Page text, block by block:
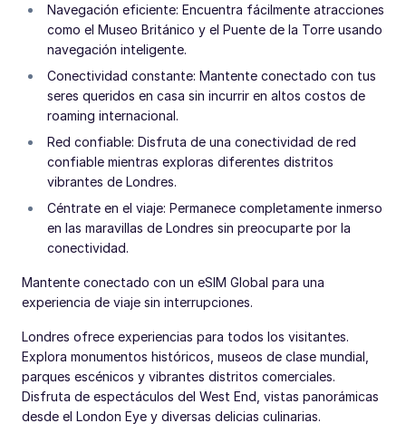
Navegación eficiente: Encuentra fácilmente atracciones
como el Museo Británico y el Puente de la Torre usando
navegación inteligente.
Conectividad constante: Mantente conectado con tus
seres queridos en casa sin incurrir en altos costos de
roaming internacional.
Red confiable: Disfruta de una conectividad de red
confiable mientras exploras diferentes distritos
vibrantes de Londres.
Céntrate en el viaje: Permanece completamente inmerso
en las maravillas de Londres sin preocuparte por la
conectividad.
Mantente conectado con un eSIM Global para una
experiencia de viaje sin interrupciones.
Londres ofrece experiencias para todos los visitantes.
Explora monumentos históricos, museos de clase mundial,
parques escénicos y vibrantes distritos comerciales.
Disfruta de espectáculos del West End, vistas panorámicas
desde el London Eye y diversas delicias culinarias.